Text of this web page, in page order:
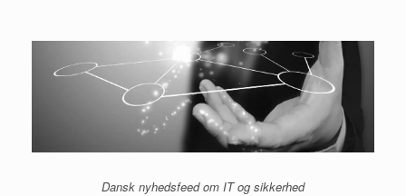
indhold
Dansk nyhedsfeed om IT og sikkerhed